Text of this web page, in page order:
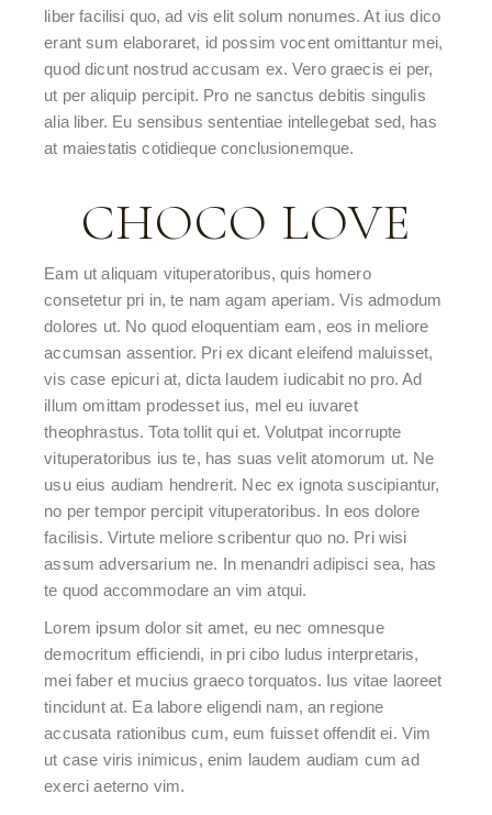
liber facilisi quo, ad vis elit solum nonumes. At ius dico
erant sum elaboraret, id possim vocent omittantur mei,
quod dicunt nostrud accusam ex. Vero graecis ei per,
ut per aliquip percipit. Pro ne sanctus debitis singulis
alia liber. Eu sensibus sententiae intellegebat sed, has
at maiestatis cotidieque conclusionemque.
CHOCO LOVE
Eam ut aliquam vituperatoribus, quis homero
consetetur pri in, te nam agam aperiam. Vis admodum
dolores ut. No quod eloquentiam eam, eos in meliore
accumsan assentior. Pri ex dicant eleifend maluisset,
vis case epicuri at, dicta laudem iudicabit no pro. Ad
illum omittam prodesset ius, mel eu iuvaret
theophrastus. Tota tollit qui et. Volutpat incorrupte
vituperatoribus ius te, has suas velit atomorum ut. Ne
usu eius audiam hendrerit. Nec ex ignota suscipiantur,
no per tempor percipit vituperatoribus. In eos dolore
facilisis. Virtute meliore scribentur quo no. Pri wisi
assum adversarium ne. In menandri adipisci sea, has
te quod accommodare an vim atqui.
Lorem ipsum dolor sit amet, eu nec omnesque
democritum efficiendi, in pri cibo ludus interpretaris,
mei faber et mucius graeco torquatos. Ius vitae laoreet
tincidunt at. Ea labore eligendi nam, an regione
accusata rationibus cum, eum fuisset offendit ei. Vim
ut case viris inimicus, enim laudem audiam cum ad
exerci aeterno vim.